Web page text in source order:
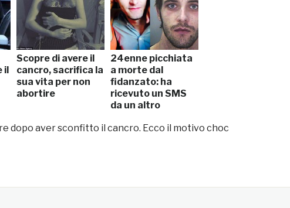
il
Scopre di avere il
cancro, sacrifica la
sua vita per non
abortire
24enne picchiata
a morte dal
fidanzato: ha
ricevuto un SMS
da un altro
dopo aver sconfitto il cancro. Ecco il motivo choc